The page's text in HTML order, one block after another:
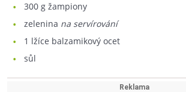
300 g žampiony
zelenina na servírování
1 lžíce balzamikový ocet
sůl